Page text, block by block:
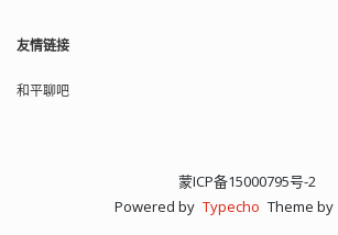
友情链接
和平聊吧
蒙ICP备15000795号-2
Powered by Typecho Theme by